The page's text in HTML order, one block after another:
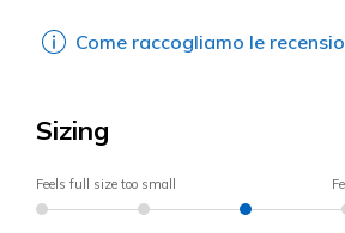
Come raccogliamo le
Sizing
Feels full size too small